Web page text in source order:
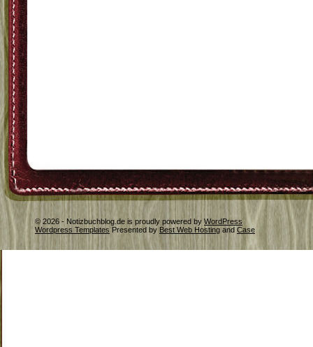
© 2026 - Notizbuchblog.de is proudly powered by WordPress
Wordpress Templates Presented by Best Web Hosting and Case